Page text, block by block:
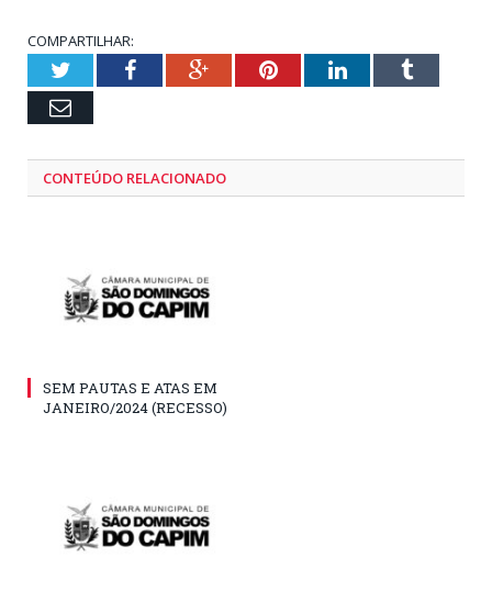
COMPARTILHAR:
TwitterFacebookGoogle+PinterestLinkedInTumblr
Email
CONTEÚDO RELACIONADO
SEM PAUTAS E ATAS EM
JANEIRO/2024 (RECESSO)